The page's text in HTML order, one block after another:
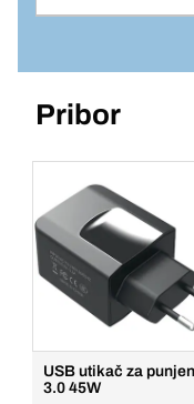
Pribor
USB utikač za
3.0 45W